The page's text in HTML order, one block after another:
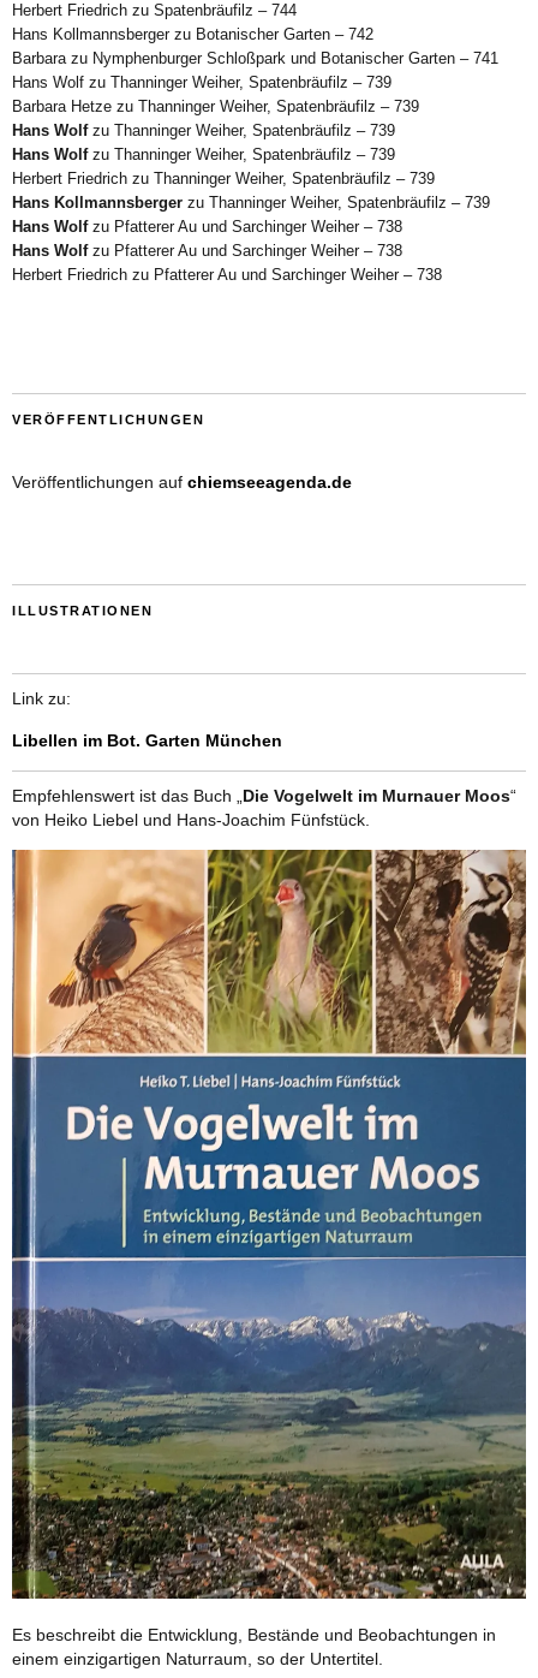
Herbert Friedrich zu Spatenbräufilz – 744
Hans Kollmannsbergerzu Botanischer Garten – 742
Barbarazu Nymphenburger Schloßpark und Botanischer Garten – 741
Hans Wolf zu Thanninger Weiher, Spatenbräufilz – 739
Barbara Hetze zu Thanninger Weiher, Spatenbräufilz – 739
Hans Wolfzu Thanninger Weiher, Spatenbräufilz – 739
Hans Wolfzu Thanninger Weiher, Spatenbräufilz – 739
Herbert Friedrich zu Thanninger Weiher, Spatenbräufilz – 739
Hans Kollmannsberger zu Thanninger Weiher, Spatenbräufilz – 739
Hans Wolfzu Pfatterer Au und Sarchinger Weiher – 738
Hans Wolfzu Pfatterer Au und Sarchinger Weiher – 738
Herbert Friedrich zu Pfatterer Au und Sarchinger Weiher – 738
VERÖFFENTLICHUNGEN
Veröffentlichungen auf chiemseeagenda.de
ILLUSTRATIONEN
Link zu:
Libellen im Bot. Garten München
Empfehlenswert ist das Buch „ Die Vogelwelt im Murnauer Moos“
von Heiko Liebel und Hans-Joachim Fünfstück.
Es beschreibt die Entwicklung, Bestände und Beobachtungen in
einem einzigartigen Naturraum, so der Untertitel.